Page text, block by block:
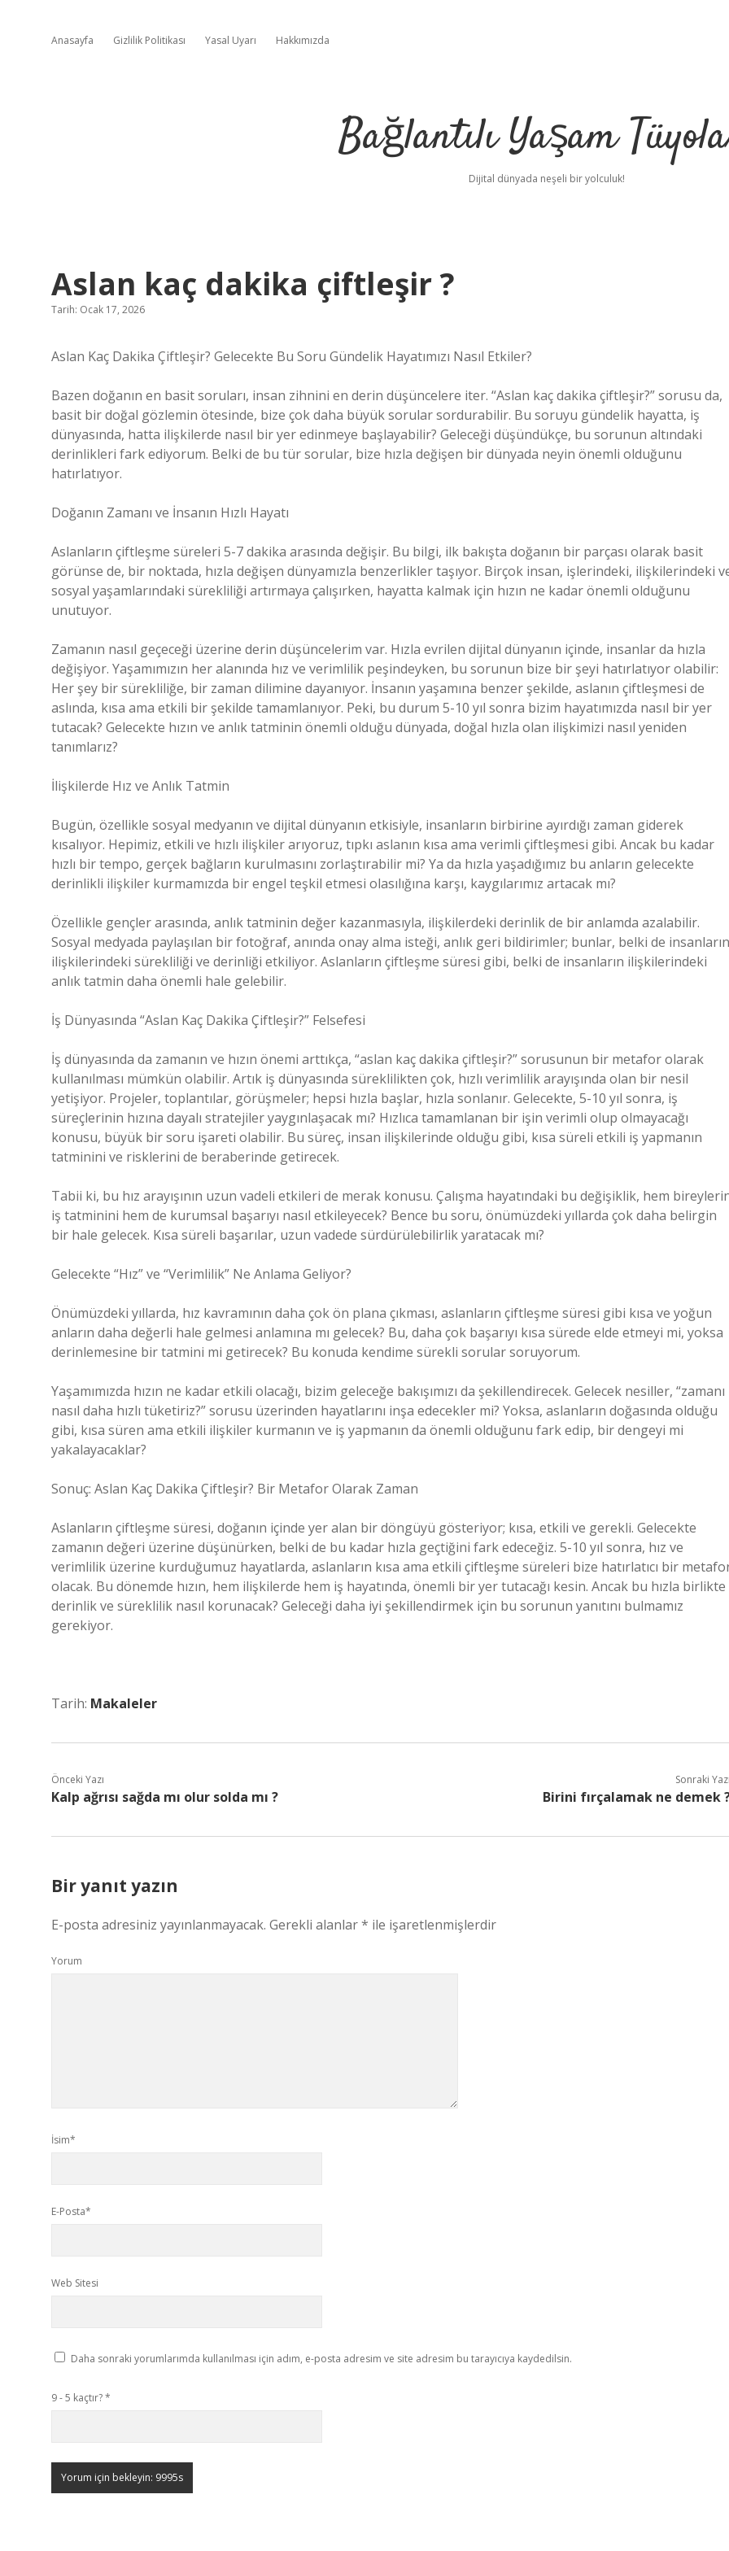
Anasayfa Gizlilik Politikası Yasal Uyarı Hakkımızda
Bağlantılı Yaşam
Dijital dünyada neşeli bir yolculuk!
Aslan kaç dakika çiftleşir ?
Tarih: Ocak 17, 2026
Aslan Kaç Dakika Çiftleşir? Gelecekte Bu Soru Gündelik Hayatımızı Nasıl Etkiler?
Bazen doğanın en basit soruları, insan zihnini en derin düşüncelere iter. “Aslan kaç dakika çiftleşir?” sorusu da,
basit bir doğal gözlemin ötesinde, bize çok daha büyük sorular sordurabilir. Bu soruyu gündelik hayatta, iş
dünyasında, hatta ilişkilerde nasıl bir yer edinmeye başlayabilir? Geleceği düşündükçe, bu sorunun altındaki
derinlikleri fark ediyorum. Belki de bu tür sorular, bize hızla değişen bir dünyada neyin önemli olduğunu
hatırlatıyor.
Doğanın Zamanı ve İnsanın Hızlı Hayatı
Aslanların çiftleşme süreleri 5-7 dakika arasında değişir. Bu bilgi, ilk bakışta doğanın bir parçası olarak basit
görünse de, bir noktada, hızla değişen dünyamızla benzerlikler taşıyor. Birçok insan, işlerindeki, ilişkilerindeki
sosyal yaşamlarındaki sürekliliği artırmaya çalışırken, hayatta kalmak için hızın ne kadar önemli olduğunu
unutuyor.
Zamanın nasıl geçeceği üzerine derin düşüncelerim var. Hızla evrilen dijital dünyanın içinde, insanlar da hızla
değişiyor. Yaşamımızın her alanında hız ve verimlilik peşindeyken, bu sorunun bize bir şeyi hatırlatıyor olabilir:
Her şey bir sürekliliğe, bir zaman dilimine dayanıyor. İnsanın yaşamına benzer şekilde, aslanın çiftleşmesi de
aslında, kısa ama etkili bir şekilde tamamlanıyor. Peki, bu durum 5-10 yıl sonra bizim hayatımızda nasıl bir yer
tutacak? Gelecekte hızın ve anlık tatminin önemli olduğu dünyada, doğal hızla olan ilişkimizi nasıl yeniden
tanımlarız?
İlişkilerde Hız ve Anlık Tatmin
Bugün, özellikle sosyal medyanın ve dijital dünyanın etkisiyle, insanların birbirine ayırdığı zaman giderek
kısalıyor. Hepimiz, etkili ve hızlı ilişkiler arıyoruz, tıpkı aslanın kısa ama verimli çiftleşmesi gibi. Ancak bu kadar
hızlı bir tempo, gerçek bağların kurulmasını zorlaştırabilir mi? Ya da hızla yaşadığımız bu anların gelecekte
derinlikli ilişkiler kurmamızda bir engel teşkil etmesi olasılığına karşı, kaygılarımız artacak mı?
Özellikle gençler arasında, anlık tatminin değer kazanmasıyla, ilişkilerdeki derinlik de bir anlamda azalabilir.
Sosyal medyada paylaşılan bir fotoğraf, anında onay alma isteği, anlık geri bildirimler; bunlar, belki de insanların
ilişkilerindeki sürekliliği ve derinliği etkiliyor. Aslanların çiftleşme süresi gibi, belki de insanların ilişkilerindeki
anlık tatmin daha önemli hale gelebilir.
İş Dünyasında “Aslan Kaç Dakika Çiftleşir?” Felsefesi
İş dünyasında da zamanın ve hızın önemi arttıkça, “aslan kaç dakika çiftleşir?” sorusunun bir metafor olarak
kullanılması mümkün olabilir. Artık iş dünyasında süreklilikten çok, hızlı verimlilik arayışında olan bir nesil
yetişiyor. Projeler, toplantılar, görüşmeler; hepsi hızla başlar, hızla sonlanır. Gelecekte, 5-10 yıl sonra, iş
süreçlerinin hızına dayalı stratejiler yaygınlaşacak mı? Hızlıca tamamlanan bir işin verimli olup olmayacağı
konusu, büyük bir soru işareti olabilir. Bu süreç, insan ilişkilerinde olduğu gibi, kısa süreli etkili iş yapmanın
tatminini ve risklerini de beraberinde getirecek.
Tabii ki, bu hız arayışının uzun vadeli etkileri de merak konusu. Çalışma hayatındaki bu değişiklik, hem
iş tatminini hem de kurumsal başarıyı nasıl etkileyecek? Bence bu soru, önümüzdeki yıllarda çok daha belirgin
bir hale gelecek. Kısa süreli başarılar, uzun vadede sürdürülebilirlik yaratacak mı?
Gelecekte “Hız” ve “Verimlilik” Ne Anlama Geliyor?
Önümüzdeki yıllarda, hız kavramının daha çok ön plana çıkması, aslanların çiftleşme süresi gibi kısa ve yoğun
anların daha değerli hale gelmesi anlamına mı gelecek? Bu, daha çok başarıyı kısa sürede elde etmeyi mi, yoksa
derinlemesine bir tatmini mi getirecek? Bu konuda kendime sürekli sorular soruyorum.
Yaşamımızda hızın ne kadar etkili olacağı, bizim geleceğe bakışımızı da şekillendirecek. Gelecek nesiller, “zamanı
nasıl daha hızlı tüketiriz?” sorusu üzerinden hayatlarını inşa edecekler mi? Yoksa, aslanların doğasında olduğu
gibi, kısa süren ama etkili ilişkiler kurmanın ve iş yapmanın da önemli olduğunu fark edip, bir dengeyi mi
yakalayacaklar?
Sonuç: Aslan Kaç Dakika Çiftleşir? Bir Metafor Olarak Zaman
Aslanların çiftleşme süresi, doğanın içinde yer alan bir döngüyü gösteriyor; kısa, etkili ve gerekli. Gelecekte
zamanın değeri üzerine düşünürken, belki de bu kadar hızla geçtiğini fark edeceğiz. 5-10 yıl sonra, hız ve
verimlilik üzerine kurduğumuz hayatlarda, aslanların kısa ama etkili çiftleşme süreleri bize hatırlatıcı bir
olacak. Bu dönemde hızın, hem ilişkilerde hem iş hayatında, önemli bir yer tutacağı kesin. Ancak bu hızla birlikte
derinlik ve süreklilik nasıl korunacak? Geleceği daha iyi şekillendirmek için bu sorunun yanıtını bulmamız
gerekiyor.
Tarih: Makaleler
Önceki Yazı
Kalp ağrısı sağda mı olur solda mı ?
Sonraki Yazı
Birini fırçalamak ne demek
Bir yanıt yazın
E-posta adresiniz yayınlanmayacak. Gerekli alanlar* ile işaretlenmişlerdir
Yorum
İsim*
E-Posta*
Web Sitesi
Daha sonraki yorumlarımda kullanılması için adım, e-posta adresim ve site adresim bu tarayıcıya kaydedilsin.
9 - 5 kaçtır?*